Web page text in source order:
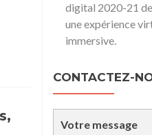
digital 2020-21
une expérience
immersive.
CONTACTEZ-
Votre message